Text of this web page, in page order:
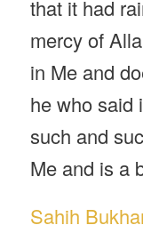
that it had
mercy of
in Me and
he who said
such and
Me and is a
Sahih